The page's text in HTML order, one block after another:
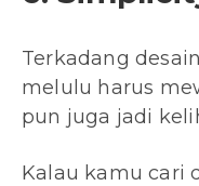
Terkadang
melulu harus
pun juga jadi
Kalau kamu cari